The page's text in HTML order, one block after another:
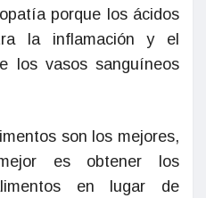
porque los ácidos
la inflamación y el
los vasos sanguíneos
son los mejores,
es obtener los
en lugar de